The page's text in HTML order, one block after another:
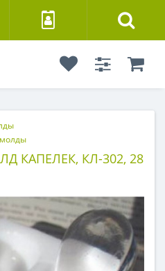
КАПЕЛЕК, КЛ-302, 28